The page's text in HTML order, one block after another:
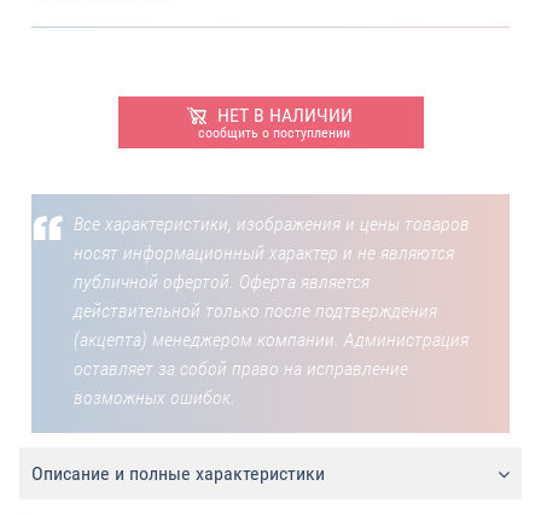
НЕТ В НАЛИЧИИ
сообщить о поступлении
Все характеристики, изображения и цены товаров
носят информационный характер и не являются
публичной офертой. Оферта является
действительной только после подтверждения
(акцепта) менеджером компании. Администрация
оставляет за собой право на исправление
возможных ошибок.
Описание и полные характеристики